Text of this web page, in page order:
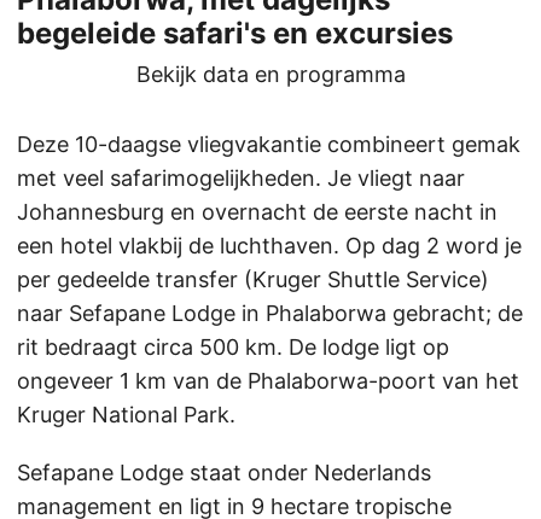
begeleide safari's en excursies
Bekijk data en programma
Deze 10-daagse vliegvakantie combineert gemak
met veel safarimogelijkheden. Je vliegt naar
Johannesburg en overnacht de eerste nacht in
een hotel vlakbij de luchthaven. Op dag 2 word je
per gedeelde transfer (Kruger Shuttle Service)
naar Sefapane Lodge in Phalaborwa gebracht; de
rit bedraagt circa 500 km. De lodge ligt op
ongeveer 1 km van de Phalaborwa-poort van het
Kruger National Park.
Sefapane Lodge staat onder Nederlands
management en ligt in 9 hectare tropische